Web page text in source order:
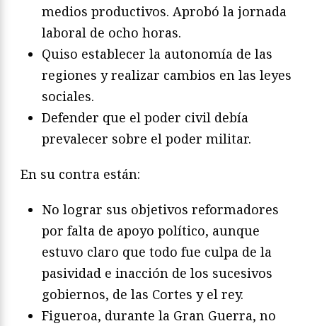
medios productivos. Aprobó la jornada
laboral de ocho horas.
Quiso establecer la autonomía de las
regiones y realizar cambios en las leyes
sociales.
Defender que el poder civil debía
prevalecer sobre el poder militar.
En su contra están:
No lograr sus objetivos reformadores
por falta de apoyo político, aunque
estuvo claro que todo fue culpa de la
pasividad e inacción de los sucesivos
gobiernos, de las Cortes y el rey.
Figueroa, durante la Gran Guerra, no